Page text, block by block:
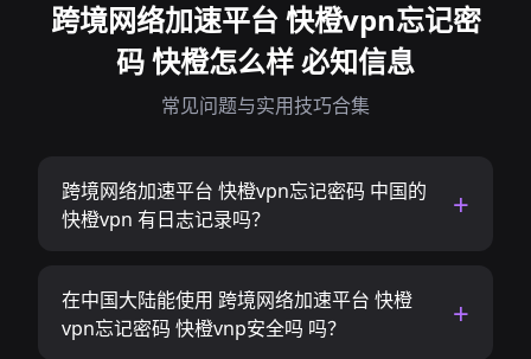
跨境网络加速平台 快橙vpn忘记密
码 快橙怎么样 必知信息
常见问题与实用技巧合集
跨境网络加速平台 快橙vpn忘记密码 中国的
快橙vpn 有日志记录吗？
在中国大陆能使用 跨境网络加速平台 快橙
vpn忘记密码 快橙vnp安全吗 吗？